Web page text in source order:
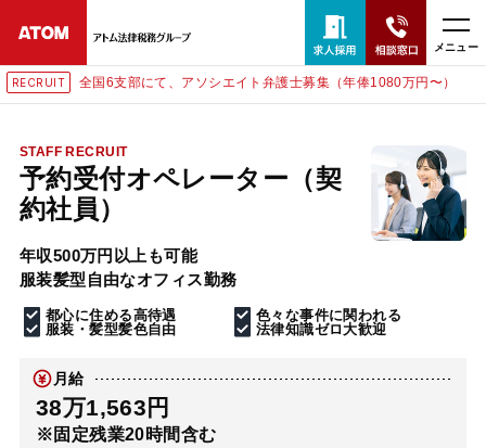
メニュー
全国6支部にて、アソシエイト弁護士募集（年俸1080万円〜）
STAFF RECRUIT
予約受付オペレーター（契
約社員）
年収500万円以上も可能
服装髪型自由なオフィス勤務
都心に住める高待遇
色々な事件に関われる
服装・髪型髪色自由
法律知識ゼロ大歓迎
月給
38万1,563円
※固定残業20時間含む
24時間365日全国対応
無料相談窓口はこちら
電話・LINE・メールで相談予約受付中
ホーム
取扱分野
解決実績